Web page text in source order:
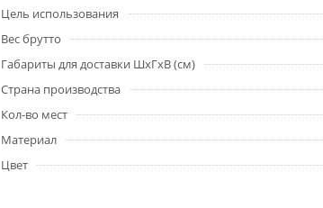
Цель использования
Вес брутто
Габариты для доставки ШхГхВ (см)
Страна производства
Кол-во мест
Материал
Цвет